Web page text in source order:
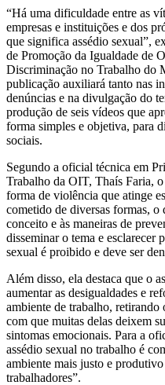
“Há uma dificuldade entre as
empresas e instituições e dos
que significa assédio sexual”,
de Promoção da Igualdade de
Discriminação no Trabalho do
publicação auxiliará tanto nas
denúncias e na divulgação do
produção de seis vídeos que
forma simples e objetiva, para
sociais.
Segundo a oficial técnica em
Trabalho da OIT, Thaís Faria,
forma de violência que atinge
cometido de diversas formas, o
conceito e às maneiras de
disseminar o tema e esclarecer
sexual é proibido e deve ser
Além disso, ela destaca que o
aumentar as desigualdades e
ambiente de trabalho,
com que muitas delas deixem
sintomas emocionais. Para a
assédio sexual no trabalho é
ambiente mais justo e
trabalhadores”.